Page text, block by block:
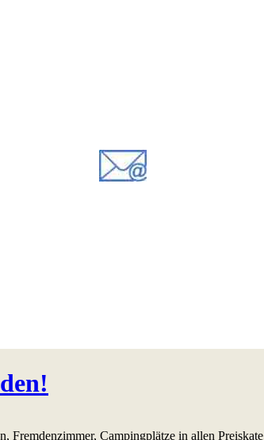
Fremdenzimmer, Campingplätze in allen